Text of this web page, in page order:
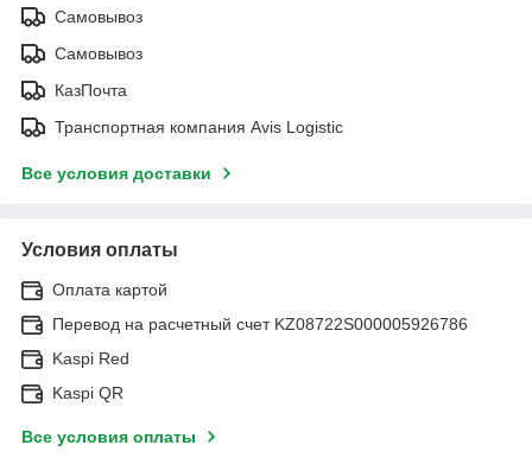
Самовывоз
Самовывоз
КазПочта
Транспортная компания Avis Logistic
Все условия доставки
Условия оплаты
Оплата картой
Перевод на расчетный счет KZ08722S000005926786
Kaspi Red
Kaspi QR
Все условия оплаты